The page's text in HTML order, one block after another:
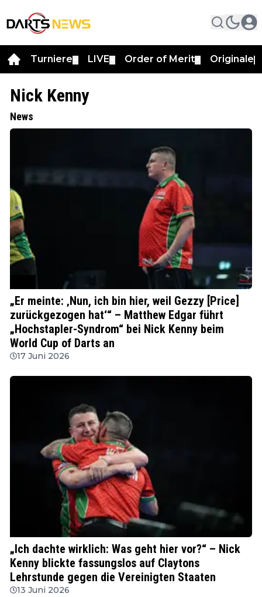
Turniere LIVE Order of Merit Originale
Nick Kenny
News
„Er meinte: ‚Nun, ich bin hier, weil Gezzy [Price]
zurückgezogen hat‘“ – Matthew Edgar führt
„Hochstapler-Syndrom“ bei Nick Kenny beim
World Cup of Darts an
17 Juni 2026
„Ich dachte wirklich: Was geht hier vor?“ – Nick
Kenny blickte fassungslos auf Claytons
Lehrstunde gegen die Vereinigten Staaten
13 Juni 2026